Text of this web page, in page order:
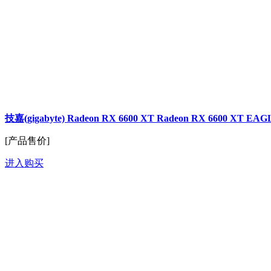
技嘉(gigabyte) Radeon RX 6600 XT Radeon RX 6600 XT
[产品售价]
进入购买